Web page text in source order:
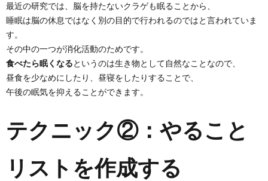
最近の研究では、脳を持たないクラゲも眠ることから、
睡眠は脳の休息ではなく別の目的で行われるのではと言われていま
す。
その中の一つが消化活動のためです。
食べたら眠くなるというのは生き物として自然なことなので、
昼食を少なめにしたり、昼寝をしたりすることで、
午後の眠気を抑えることができます。
テクニック②：やること
リストを作成する